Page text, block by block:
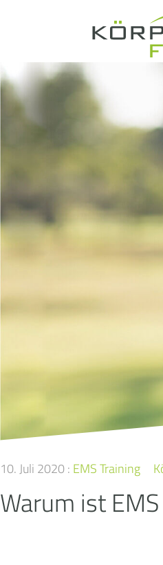
10. Juli 2020 : EMS Training
Warum ist